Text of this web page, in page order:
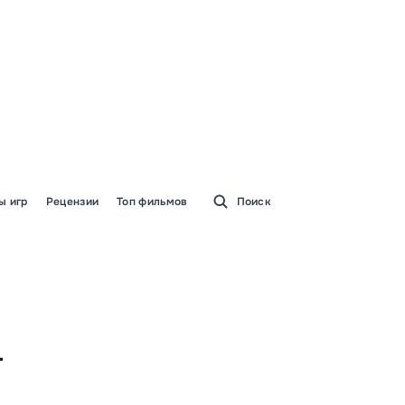
игр Рецензии Топ фильмов Поиск